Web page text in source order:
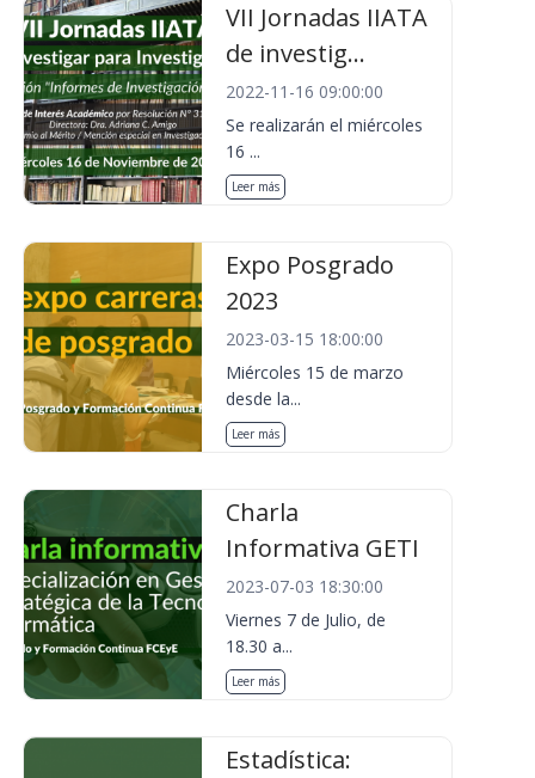
VII Jornadas IIATA
de investig...
2022-11-16 09:00:00
Se realizarán el miércoles
16 ...
Leer más
Expo Posgrado
2023
2023-03-15 18:00:00
Miércoles 15 de marzo
desde la...
Leer más
Charla
Informativa GETI
2023-07-03 18:30:00
Viernes 7 de Julio, de
18.30 a...
Leer más
Estadística: